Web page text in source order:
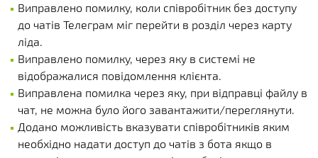
Виправлено помилку, коли співробітник без доступу
до чатів Телеграм міг перейти в розділ через карту
ліда.
Виправлено помилку, через яку в системі не
відображалися повідомлення клієнта.
Виправлена помилка через яку, при відправці файлу в
чат, не можна було його завантажити/переглянути.
Додано можливість вказувати співробітників яким
необхідно надати доступ до чатів з бота якщо в